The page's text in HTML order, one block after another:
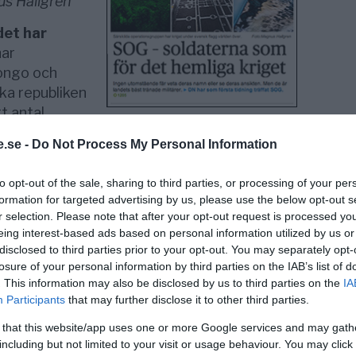
- Do Not Process My Personal Information
opt-out of the sale, sharing to third parties, or processing of your
for targeted advertising by us, please use the below opt-out
selection. Please note that after your opt-out request is processed
interest-based ads based on personal information utilized by us
to third parties prior to your opt-out. You may separately
of your personal information by third parties on the IAB’s list of
This information may also be disclosed by us to third parties on the
Participants that may further disclose it to other third parties.
that this website/app uses one or more Google services and may
but not limited to your visit or usage behaviour. You may
har
och
republiken
antal
länder.
och samarbetar nära Nato och USA.
leder uppdragen (red anm).
Special Operations Command(
är aktiva i 70 länder, skriver DN, som inte
De hoppar fallskärm och
De övar under realistiska
i världen för skarpa uppdrag.
att de dödat många fiender och att de